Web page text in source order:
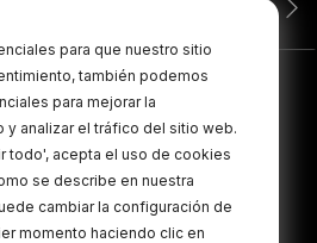
para que nuestro sitio
también podemos
para mejorar la
y analizar el tráfico del sitio web.
todo', acepta el uso de cookies
se describe en nuestra
cambiar la configuración de
momento haciendo clic en